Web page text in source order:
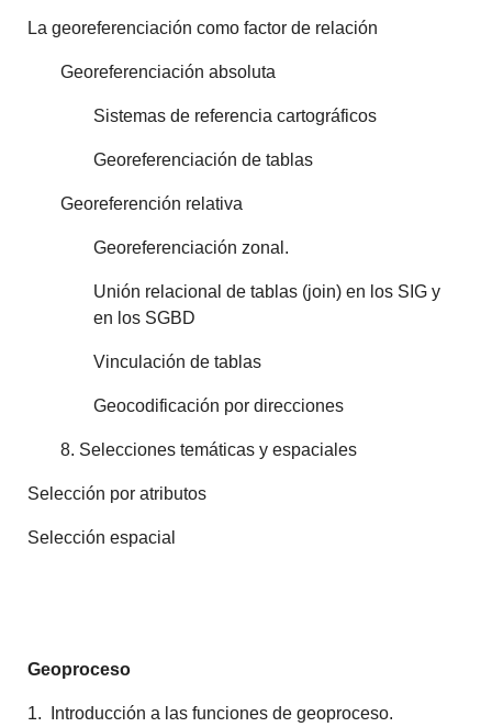
La georeferenciación como factor de relación
Georeferenciación absoluta
Sistemas de referencia cartográficos
Georeferenciación de tablas
Georeferención relativa
Georeferenciación zonal.
Unión relacional de tablas (join) en los SIG y
en los SGBD
Vinculación de tablas
Geocodificación por direcciones
8. Selecciones temáticas y espaciales
Selección por atributos
Selección espacial
Geoproceso
1. Introducción a las funciones de geoproceso.